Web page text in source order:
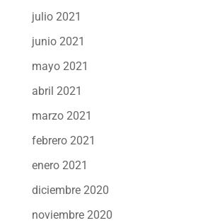
julio 2021
junio 2021
mayo 2021
abril 2021
marzo 2021
febrero 2021
enero 2021
diciembre 2020
noviembre 2020